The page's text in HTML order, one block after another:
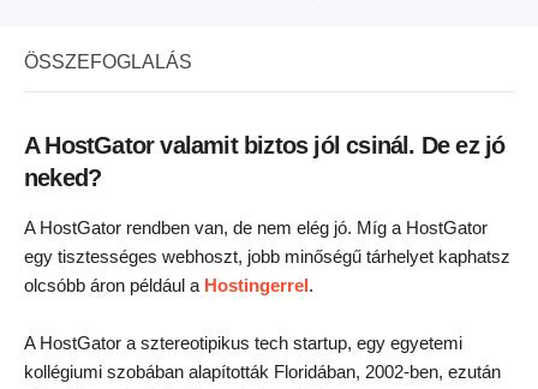
ÖSSZEFOGLALÁS
A HostGator valamit biztos jól csinál. De ez jó
neked?
A HostGator rendben van, de nem elég jó. Míg a HostGator
egy tisztességes webhoszt, jobb minőségű tárhelyet kaphatsz
olcsóbb áron például a Hostingerrel.
A HostGator a sztereotipikus tech startup, egy egyetemi
kollégiumi szobában alapították Floridában, 2002-ben, ezután